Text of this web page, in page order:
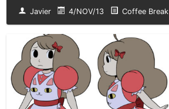
Javier 4/NOV/13 Coffee Break